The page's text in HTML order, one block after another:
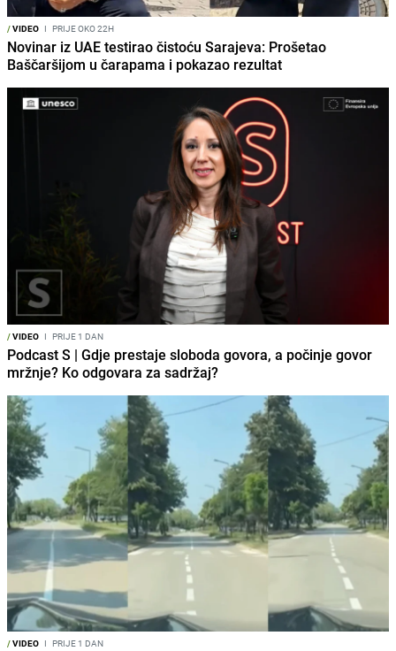
/VIDEO I PRIJE OKO 22H
Novinar iz UAE testirao čistoću Sarajeva: Prošetao
Baščaršijom u čarapama i pokazao rezultat
/VIDEO I PRIJE 1 DAN
Podcast S | Gdje prestaje sloboda govora, a počinje govor
mržnje? Ko odgovara za sadržaj?
/VIDEO I PRIJE 1 DAN